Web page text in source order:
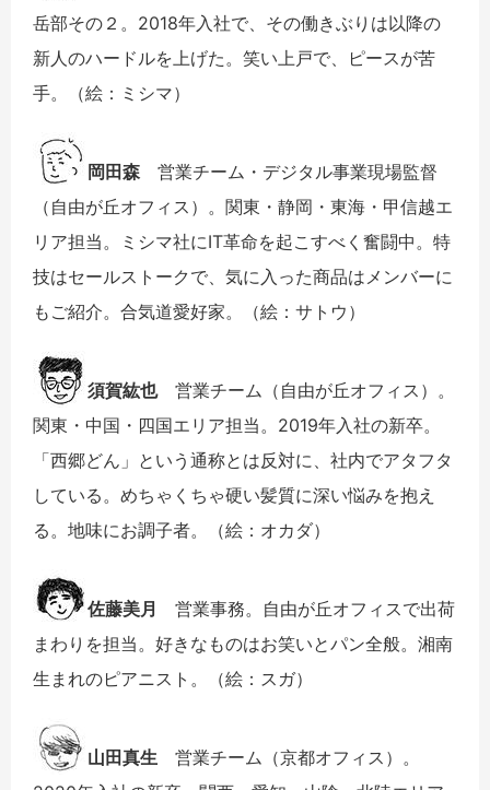
岳部その２。2018年入社で、その働きぶりは以降の
新人のハードルを上げた。笑い上戸で、ピースが苦
手。（絵：ミシマ）
岡田森 営業チーム・デジタル事業現場監督
（自由が丘オフィス）。関東・静岡・東海・甲信越エ
リア担当。ミシマ社にIT革命を起こすべく奮闘中。特
技はセールストークで、気に入った商品はメンバーに
もご紹介。合気道愛好家。（絵：サトウ）
須賀紘也営業チーム（自由が丘オフィス）。
関東・中国・四国エリア担当。2019年入社の新卒。
「西郷どん」という通称とは反対に、社内でアタフタ
している。めちゃくちゃ硬い髪質に深い悩みを抱え
る。地味にお調子者。（絵：オカダ）
佐藤美月
営業事務。自由が丘オフィスで出荷
まわりを担当。好きなものはお笑いとパン全般。湘南
生まれのピアニスト。（絵：スガ）
山田真生 営業チーム（京都オフィス）。